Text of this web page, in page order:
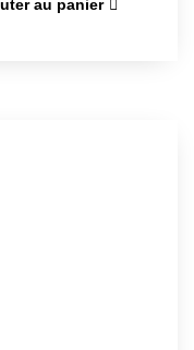
au panier